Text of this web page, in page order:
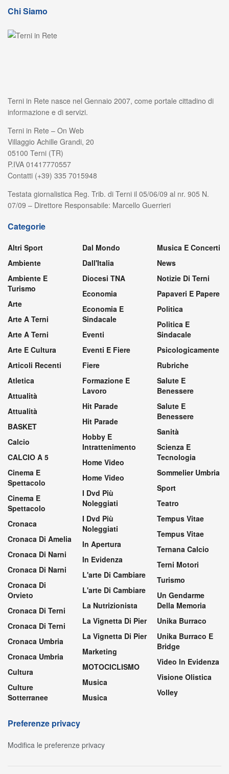
Chi Siamo
Terni in Rete nasce nel Gennaio 2007, come portale cittadino di
informazione e di servizi.
Terni in Rete – On Web
Villaggio Achille Grandi, 20
05100 Terni (TR)
P.IVA 01417770557
Contatti (+39) 335 7015948
Testata giornalistica Reg. Trib. di Terni il 05/06/09 al nr. 905 N.
07/09 – Direttore Responsabile: Marcello Guerrieri
Categorie
Altri Sport
Ambiente
Ambiente E
Turismo
Arte
Arte A Terni
Arte A Terni
Arte E Cultura
Articoli Recenti
Atletica
Attualità
Attualità
BASKET
Calcio
CALCIO A 5
Cinema E
Spettacolo
Cinema E
Spettacolo
Cronaca
Cronaca Di Amelia
Cronaca Di Narni
Cronaca Di Narni
Cronaca Di
Orvieto
Cronaca Di Terni
Cronaca Di Terni
Cronaca Umbria
Cronaca Umbria
Cultura
Culture
Sotterranee
Dal Mondo
Dall'Italia
Diocesi TNA
Economia
Economia E
Sindacale
Eventi
Eventi E Fiere
Fiere
Formazione E
Lavoro
Hit Parade
Hit Parade
Hobby E
Intrattenimento
Home Video
Home Video
I Dvd Più
Noleggiati
I Dvd Più
Noleggiati
In Apertura
In Evidenza
L'arte Di Cambiare
L'arte Di Cambiare
La Nutrizionista
La Vignetta Di Pier
La Vignetta Di Pier
Marketing
MOTOCICLISMO
Musica
Musica
Musica E Concerti
News
Notizie Di Terni
Papaveri E Papere
Politica
Politica E
Sindacale
Psicologicamente
Rubriche
Salute E
Benessere
Salute E
Benessere
Sanità
Scienza E
Tecnologia
Sommelier Umbria
Sport
Teatro
Tempus Vitae
Tempus Vitae
Ternana Calcio
Terni Motori
Turismo
Un Gendarme
Della Memoria
Unika Burraco
Unika Burraco E
Bridge
Video In Evidenza
Visione Olistica
Volley
Preferenze privacy
Modifica le preferenze privacy